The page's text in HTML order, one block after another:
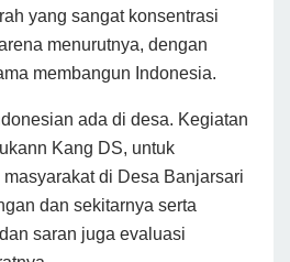
yang sangat konsentrasi
menurutnya, dengan
membangun Indonesia.
ada di desa. Kegiatan
Kang DS, untuk
di Desa Banjarsari
dan sekitarnya serta
saran juga evaluasi